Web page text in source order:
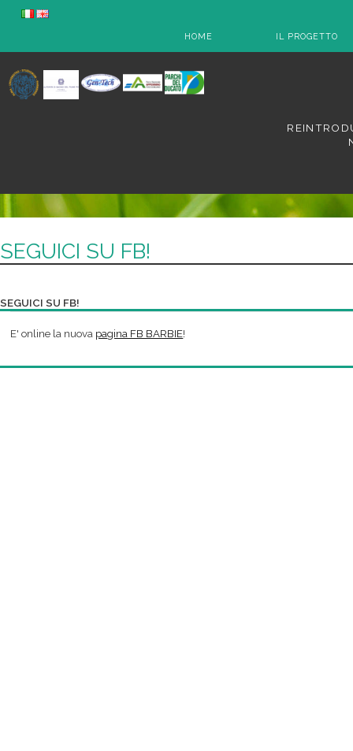
HOME IL PROGETTO
SEGUICI SU FB!
SEGUICI SU FB!
E' online la nuova pagina FB BARBIE!